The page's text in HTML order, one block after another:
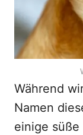
Während
Namen
einige